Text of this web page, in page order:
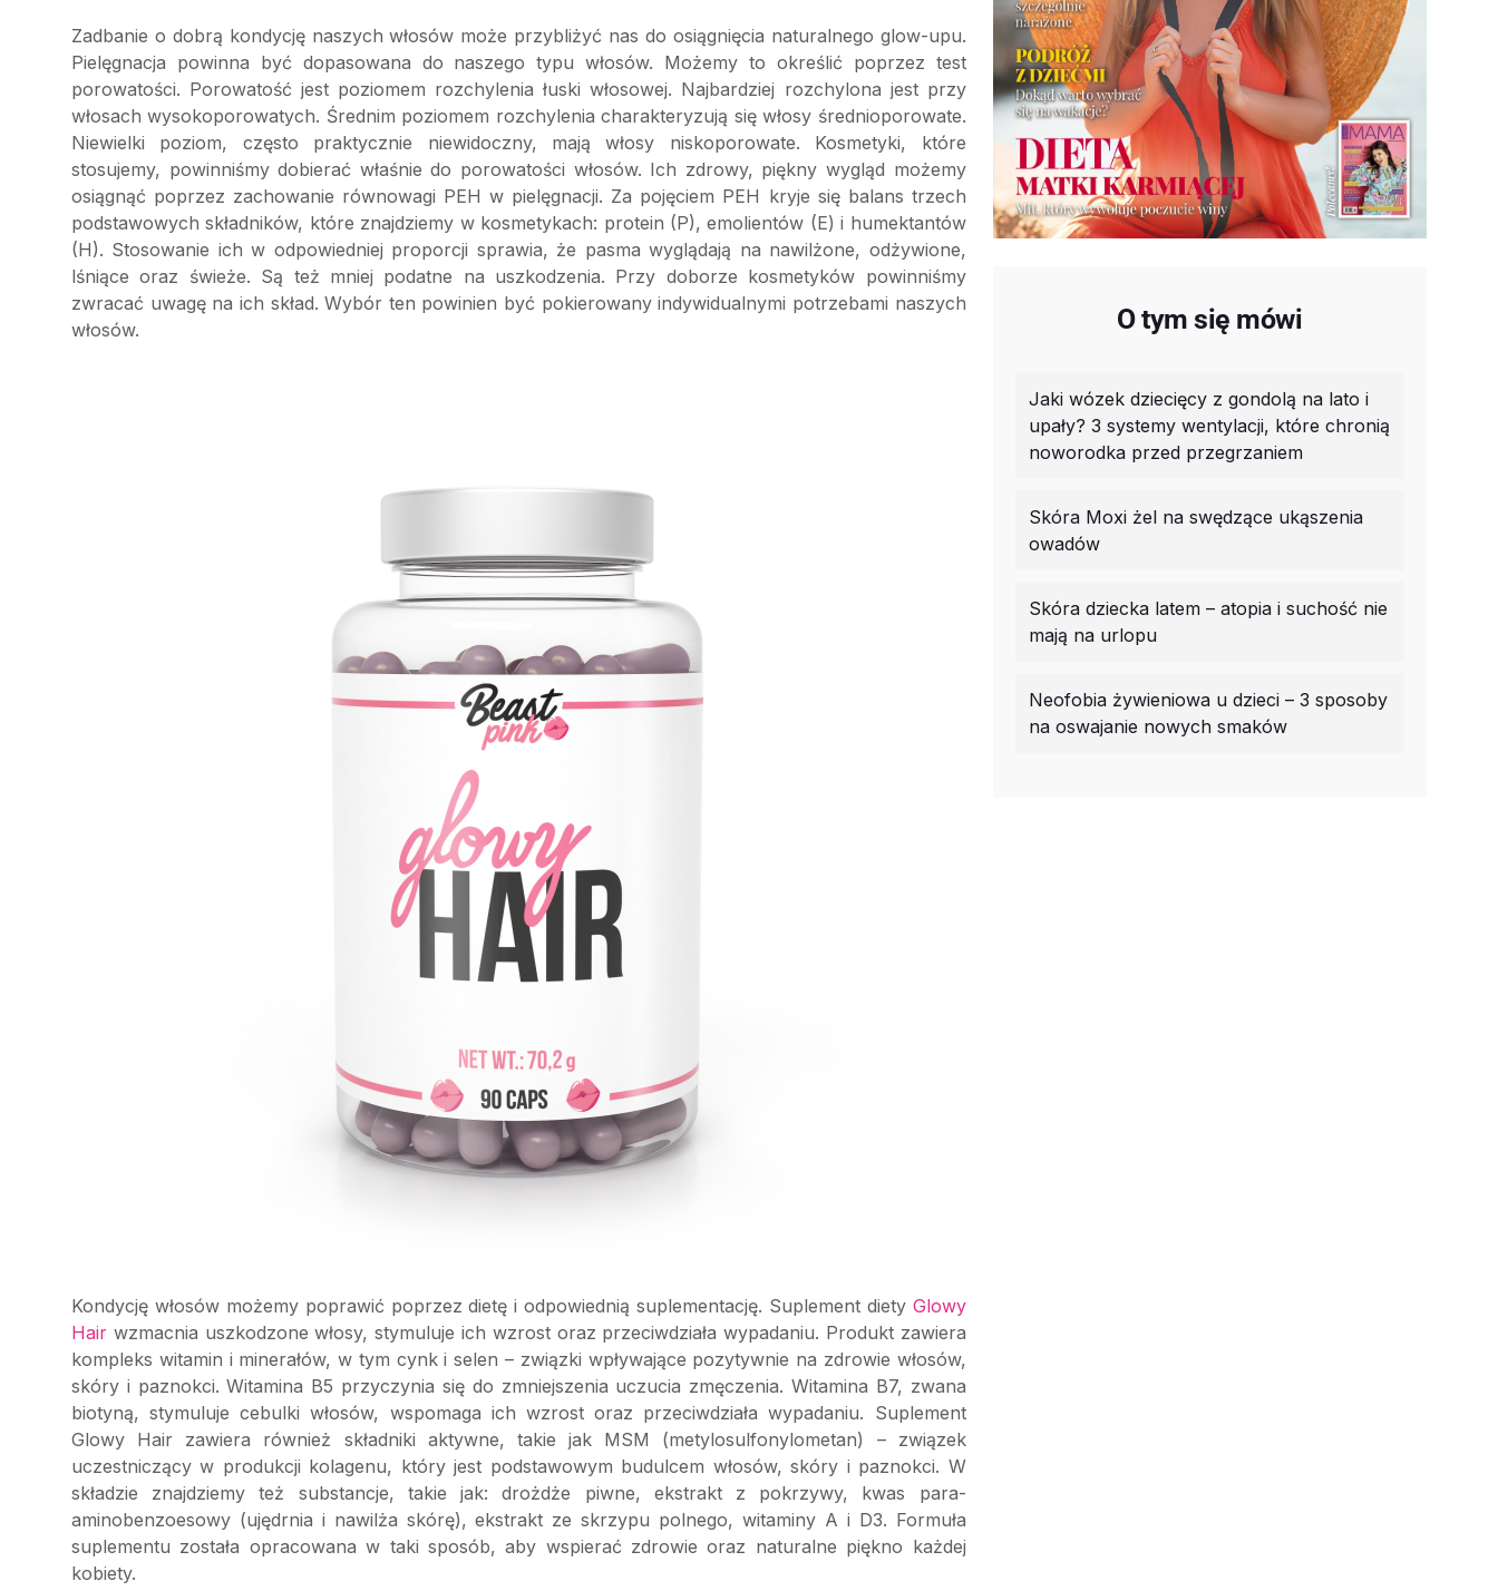
Zadbanie o dobrą kondycję naszych włosów może przybliżyć nas do osiągnięcia naturalnego glow-upu.
Pielęgnacja powinna być dopasowana do naszego typu włosów. Możemy to określić poprzez test
porowatości. Porowatość jest poziomem rozchylenia łuski włosowej. Najbardziej rozchylona jest przy
włosach wysokoporowatych. Średnim poziomem rozchylenia charakteryzują się włosy średnioporowate.
Niewielki poziom, często praktycznie niewidoczny, mają włosy niskoporowate. Kosmetyki, które
stosujemy, powinniśmy dobierać właśnie do porowatości włosów. Ich zdrowy, piękny wygląd możemy
osiągnąć poprzez zachowanie równowagi PEH w pielęgnacji. Za pojęciem PEH kryje się balans trzech
podstawowych składników, które znajdziemy w kosmetykach: protein (P), emolientów (E) i humektantów
(H). Stosowanie ich w odpowiedniej proporcji sprawia, że pasma wyglądają na nawilżone, odżywione,
lśniące oraz świeże. Są też mniej podatne na uszkodzenia. Przy doborze kosmetyków powinniśmy
zwracać uwagę na ich skład. Wybór ten powinien być pokierowany indywidualnymi potrzebami naszych
włosów.
Kondycję włosów możemy poprawić poprzez dietę i odpowiednią suplementację. Suplement diety Glowy
Hair wzmacnia uszkodzone włosy, stymuluje ich wzrost oraz przeciwdziała wypadaniu. Produkt zawiera
kompleks witamin i minerałów, w tym cynk i selen – związki wpływające pozytywnie na zdrowie włosów,
skóry i paznokci. Witamina B5 przyczynia się do zmniejszenia uczucia zmęczenia. Witamina B7, zwana
biotyną, stymuluje cebulki włosów, wspomaga ich wzrost oraz przeciwdziała wypadaniu. Suplement
Glowy Hair zawiera również składniki aktywne, takie jak MSM (metylosulfonylometan) – związek
uczestniczący w produkcji kolagenu, który jest podstawowym budulcem włosów, skóry i paznokci. W
składzie znajdziemy też substancje, takie jak: drożdże piwne, ekstrakt z pokrzywy, kwas para-
aminobenzoesowy (ujędrnia i nawilża skórę), ekstrakt ze skrzypu polnego, witaminy A i D3. Formuła
suplementu została opracowana w taki sposób, aby wspierać zdrowie oraz naturalne piękno każdej
kobiety.
O tym się mówi
Jaki wózek dziecięcy z gondolą na lato i
upały? 3 systemy wentylacji, które chronią
noworodka przed przegrzaniem
Skóra Moxi żel na swędzące ukąszenia
owadów
Skóra dziecka latem – atopia i suchość nie
mają na urlopu
Neofobia żywieniowa u dzieci – 3 sposoby
na oswajanie nowych smaków